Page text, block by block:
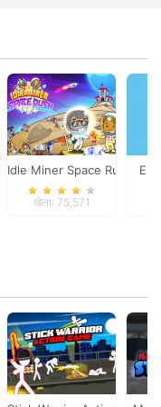
Idle Miner Space Rush
खेला: 75,571